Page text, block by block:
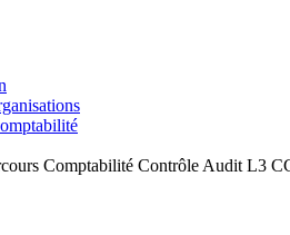
Comptabilité Contrôle Audit L3